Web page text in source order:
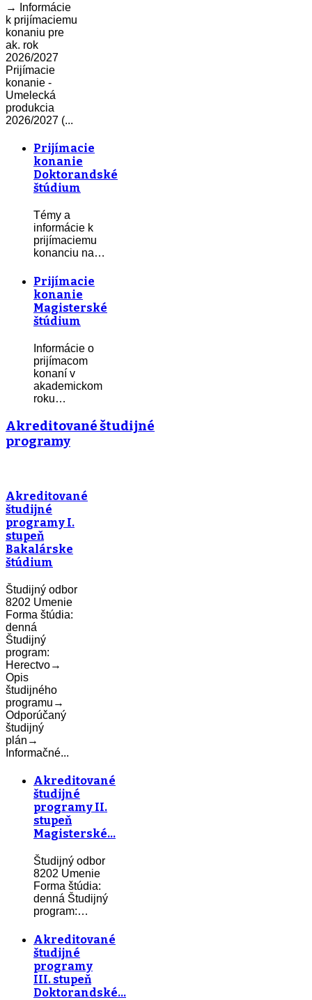
→ Informácie
k prijímaciemu
konaniu pre
ak. rok
2026/2027
Prijímacie
konanie -
Umelecká
produkcia
2026/2027 (...
Prijímacie
konanie
Doktorandské
štúdium
Témy a
informácie k
prijímaciemu
konanciu na…
Prijímacie
konanie
Magisterské
štúdium
Informácie o
prijímacom
konaní v
akademickom
roku…
Akreditované študijné
programy
Akreditované
študijné
programy I.
stupeň
Bakalárske
štúdium
Študijný odbor
8202 Umenie
Forma štúdia:
denná
Študijný
program:
Herectvo→
Opis
študijného
programu→
Odporúčaný
študijný
plán→
Informačné...
Akreditované
študijné
programy II.
stupeň
Magisterské…
Študijný odbor
8202 Umenie
Forma štúdia:
denná Študijný
program:…
Akreditované
študijné
programy
III. stupeň
Doktorandské…